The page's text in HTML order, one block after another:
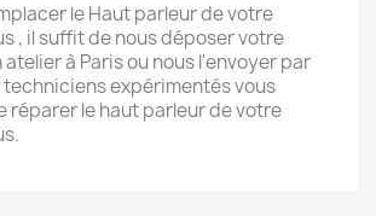
le Haut parleur de votre
, il suffit de nous déposer votre
à Paris ou nous l'envoyer par
techniciens expérimentés vous
réparer le haut parleur de votre